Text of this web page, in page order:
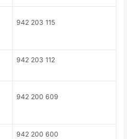
942 203 115
942 203 112
942 200 609
942 200 600